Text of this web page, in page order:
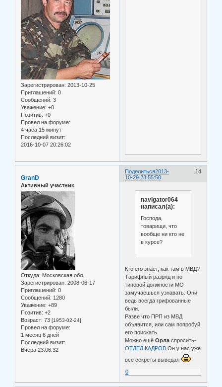
Зарегистрирован: 2013-10-25
Приглашений: 0
Сообщений: 3
Уважение: +0
Позитив: +0
Провел на форуме:
4 часа 15 минут
Последний визит:
2016-10-07 20:26:02
Поделиться 14
2013-
10-29 23:55:50
GranD
Активный участник
Откуда: Московская обл.
Зарегистрирован: 2008-06-17
Приглашений: 0
Сообщений: 1280
Уважение: +89
Позитив: +2
Возраст: 73 [1953-02-24]
Провел на форуме:
1 месяц 6 дней
Последний визит:
Вчера 23:06:32
navigator064
написал(а):
Господа,
товарищи, что
вообще ни кто не
в курсе?
Кто его знает, как там в МВД?
Тарифный разряд и по
типовой должности МО
замучаешься узнавать. Они
ведь всегда грифованные
были.
Разве что ПРП из МВД
объявится, или сам попробуй
его поискать.
Можно ешёОрла спросить-
ОТДЕЛ КАДРОВ Он у нас уже
все секреты выведал
0